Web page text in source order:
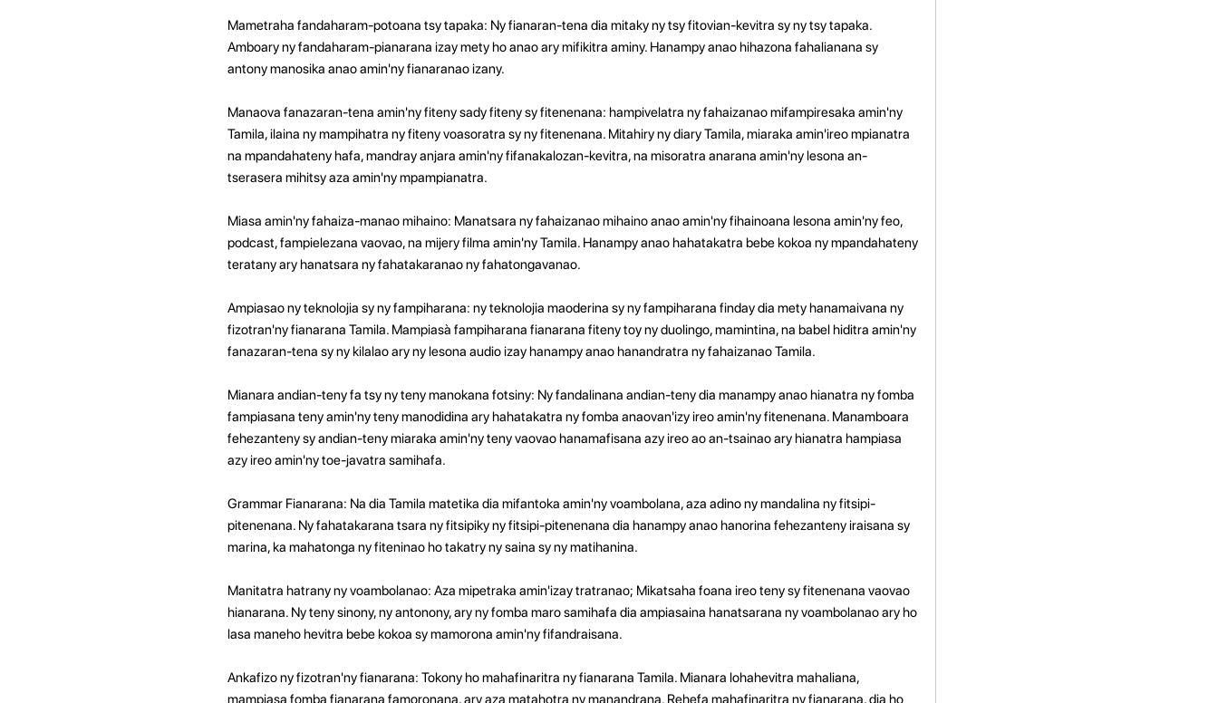
Mametraha fandaharam-potoana tsy tapaka: Ny fianaran-tena dia mitaky ny tsy fitovian-kevitra sy ny tsy tapaka.
Amboary ny fandaharam-pianarana izay mety ho anao ary mifikitra aminy. Hanampy anao hihazona fahalianana sy
antony manosika anao amin'ny fianaranao izany.
Manaova fanazaran-tena amin'ny fiteny sady fiteny sy fitenenana: hampivelatra ny fahaizanao mifampiresaka amin'ny
Tamila, ilaina ny mampihatra ny fiteny voasoratra sy ny fitenenana. Mitahiry ny diary Tamila, miaraka amin'ireo mpianatra
na mpandahateny hafa, mandray anjara amin'ny fifanakalozan-kevitra, na misoratra anarana amin'ny lesona an-
tserasera mihitsy aza amin'ny mpampianatra.
Miasa amin'ny fahaiza-manao mihaino: Manatsara ny fahaizanao mihaino anao amin'ny fihainoana lesona amin'ny feo,
podcast, fampielezana vaovao, na mijery filma amin'ny Tamila. Hanampy anao hahatakatra bebe kokoa ny mpandahateny
teratany ary hanatsara ny fahatakaranao ny fahatongavanao.
Ampiasao ny teknolojia sy ny fampiharana: ny teknolojia maoderina sy ny fampiharana finday dia mety hanamaivana ny
fizotran'ny fianarana Tamila. Mampiasà fampiharana fianarana fiteny toy ny duolingo, mamintina, na babel hiditra amin'ny
fanazaran-tena sy ny kilalao ary ny lesona audio izay hanampy anao hanandratra ny fahaizanao Tamila.
Mianara andian-teny fa tsy ny teny manokana fotsiny: Ny fandalinana andian-teny dia manampy anao hianatra ny fomba
fampiasana teny amin'ny teny manodidina ary hahatakatra ny fomba anaovan'izy ireo amin'ny fitenenana. Manamboara
fehezanteny sy andian-teny miaraka amin'ny teny vaovao hanamafisana azy ireo ao an-tsainao ary hianatra hampiasa
azy ireo amin'ny toe-javatra samihafa.
Grammar Fianarana: Na dia Tamila matetika dia mifantoka amin'ny voambolana, aza adino ny mandalina ny fitsipi-
pitenenana. Ny fahatakarana tsara ny fitsipiky ny fitsipi-pitenenana dia hanampy anao hanorina fehezanteny iraisana sy
marina, ka mahatonga ny fiteninao ho takatry ny saina sy ny matihanina.
Manitatra hatrany ny voambolanao: Aza mipetraka amin'izay tratranao; Mikatsaha foana ireo teny sy fitenenana vaovao
hianarana. Ny teny sinony, ny antonony, ary ny fomba maro samihafa dia ampiasaina hanatsarana ny voambolanao ary ho
lasa maneho hevitra bebe kokoa sy mamorona amin'ny fifandraisana.
Ankafizo ny fizotran'ny fianarana: Tokony ho mahafinaritra ny fianarana Tamila. Mianara lohahevitra mahaliana,
mampiasa fomba fianarana famoronana, ary aza matahotra ny manandrana. Rehefa mahafinaritra ny fianarana, dia ho